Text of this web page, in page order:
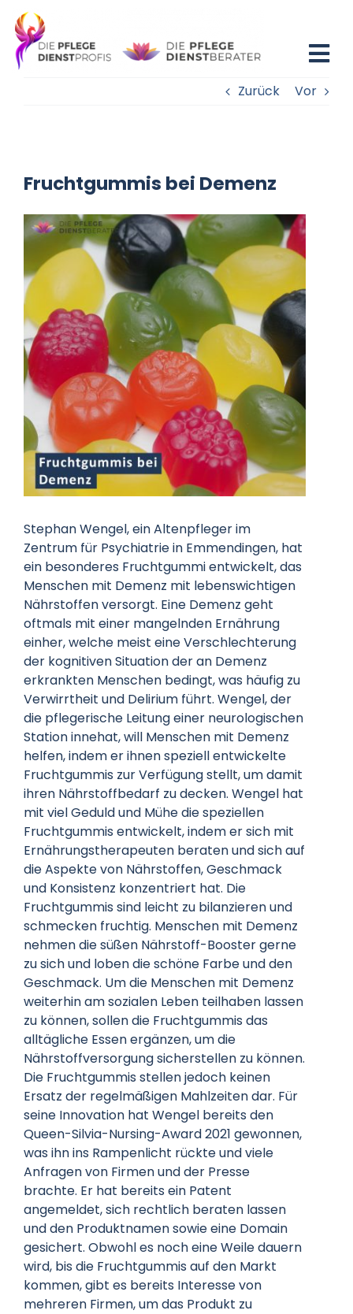
Zum
Inhalt
springen
Beratung
Fortbildung
Partner
Datenschutz
Kontakt
Zurück Vor
Fruchtgummis bei Demenz
Stephan Wengel, ein Altenpfleger im
Zentrum für Psychiatrie in Emmendingen, hat
ein besonderes Fruchtgummi entwickelt, das
Menschen mit Demenz mit lebenswichtigen
Nährstoffen versorgt. Eine Demenz geht
oftmals mit einer mangelnden Ernährung
einher, welche meist eine Verschlechterung
der kognitiven Situation der an Demenz
erkrankten Menschen bedingt, was häufig zu
Verwirrtheit und Delirium führt. Wengel, der
die pflegerische Leitung einer neurologischen
Station innehat, will Menschen mit Demenz
helfen, indem er ihnen speziell entwickelte
Fruchtgummis zur Verfügung stellt, um damit
ihren Nährstoffbedarf zu decken. Wengel hat
mit viel Geduld und Mühe die speziellen
Fruchtgummis entwickelt, indem er sich mit
Ernährungstherapeuten beraten und sich auf
die Aspekte von Nährstoffen, Geschmack
und Konsistenz konzentriert hat. Die
Fruchtgummis sind leicht zu bilanzieren und
schmecken fruchtig. Menschen mit Demenz
nehmen die süßen Nährstoff-Booster gerne
zu sich und loben die schöne Farbe und den
Geschmack. Um die Menschen mit Demenz
weiterhin am sozialen Leben teilhaben lassen
zu können, sollen die Fruchtgummis das
alltägliche Essen ergänzen, um die
Nährstoffversorgung sicherstellen zu können.
Die Fruchtgummis stellen jedoch keinen
Ersatz der regelmäßigen Mahlzeiten dar. Für
seine Innovation hat Wengel bereits den
Queen-Silvia-Nursing-Award 2021 gewonnen,
was ihn ins Rampenlicht rückte und viele
Anfragen von Firmen und der Presse
brachte. Er hat bereits ein Patent
angemeldet, sich rechtlich beraten lassen
und den Produktnamen sowie eine Domain
gesichert. Obwohl es noch eine Weile dauern
wird, bis die Fruchtgummis auf den Markt
kommen, gibt es bereits Interesse von
mehreren Firmen, um das Produkt zu